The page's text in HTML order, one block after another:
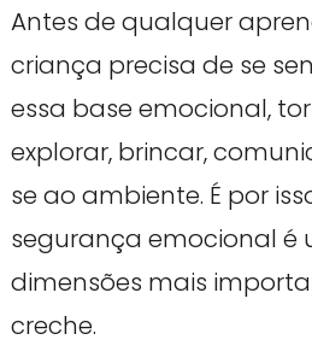
Antes de qualquer
criança precisa de se
essa base emocional,
explorar, brincar,
se ao ambiente. É por
segurança emocional é
dimensões mais
creche.